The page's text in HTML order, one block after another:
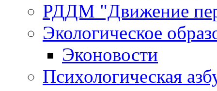
РДДМ "Движение
Экологическое
Эконовости
Психологическая